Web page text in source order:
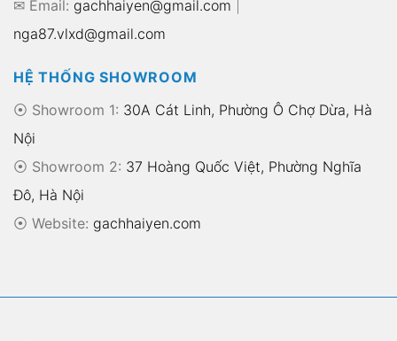
✉ Email: gachhaiyen@gmail.com
nga87.vlxd@gmail.com
HỆ THỐNG SHOWROOM
⦿ Showroom 1: 30A Cát Linh, Phường Ô Chợ Dừa, Hà
Nội
⦿ Showroom 2: 37 Hoàng Quốc Việt, Phường Nghĩa
Đô, Hà Nội
⦿ Website: gachhaiyen.com